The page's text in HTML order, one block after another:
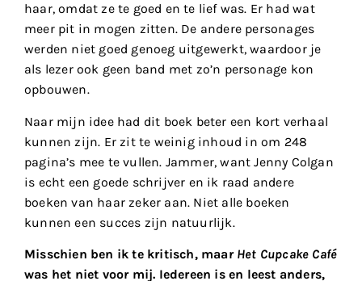
haar, omdat ze te goed en te lief was. Er had wat
meer pit in mogen zitten. De andere personages
werden niet goed genoeg uitgewerkt, waardoor je
als lezer ook geen band met zo’n personage kon
opbouwen.
Naar mijn idee had dit boek beter een kort verhaal
kunnen zijn. Er zit te weinig inhoud in om 248
pagina’s mee te vullen. Jammer, want Jenny Colgan
is echt een goede schrijver en ik raad andere
boeken van haar zeker aan. Niet alle boeken
kunnen een succes zijn natuurlijk.
Misschien ben ik te kritisch, maar Het Cupcake Café
was het niet voor mij. Iedereen is en leest anders,